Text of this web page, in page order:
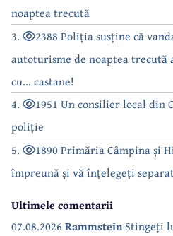
noaptea trecută
3.
2388 Poliția susține că
autoturisme de noaptea trecută
cu... castane!
4.
1951 Un consilier local din
poliție
5.
1890 Primăria Câmpina și
împreună și vă înțelegeți
Ultimele comentarii
07.08.2026 RammsteinStingeți